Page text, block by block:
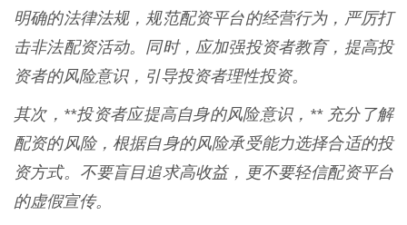
明确的法律法规，规范配资平台的经营行为，严厉打
击非法配资活动。同时，应加强投资者教育，提高投
资者的风险意识，引导投资者理性投资。
其次，**投资者应提高自身的风险意识，** 充分了解
配资的风险，根据自身的风险承受能力选择合适的投
资方式。不要盲目追求高收益，更不要轻信配资平台
的虚假宣传。